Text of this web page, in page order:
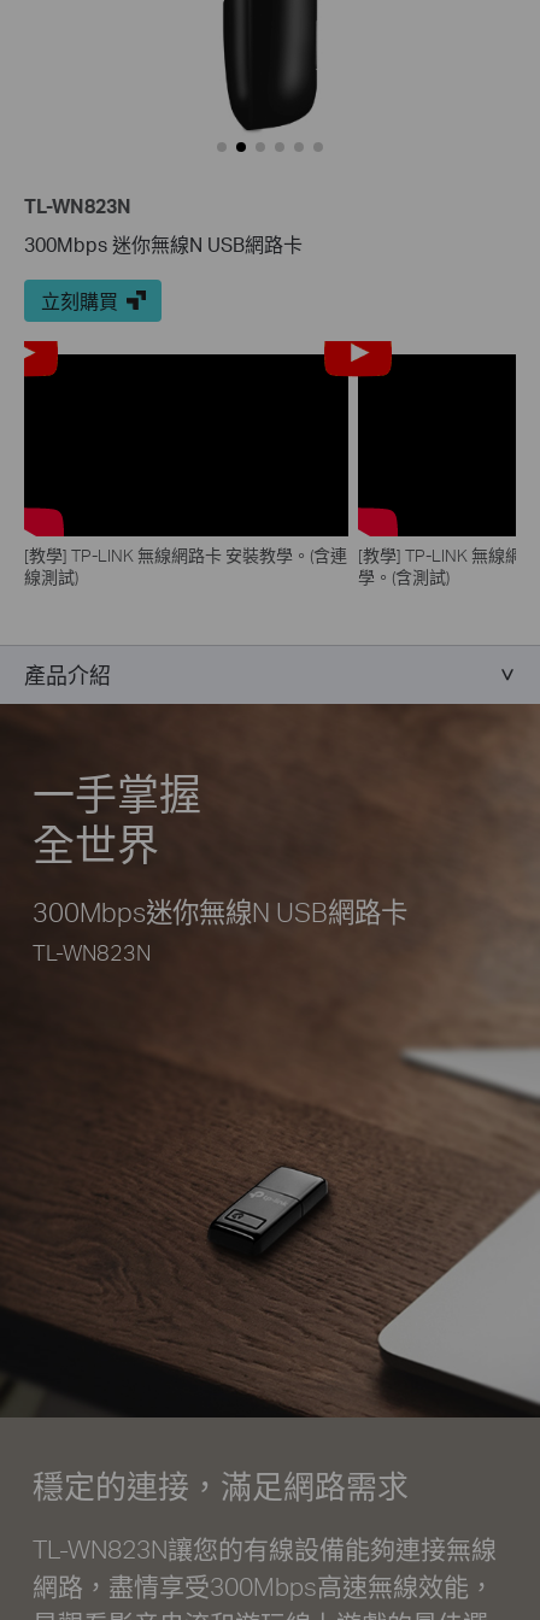
TL-WN823N
300Mbps 迷你無線N USB網路卡
立刻購買
[教學] TP-LINK 無線網路卡 安裝教學。(含連
線測試)
[教學] TP-LINK 無線網
學。(含測試)
產品介紹
一手掌握
全世界
300Mbps迷你無線N USB網路卡
TL-WN823N
穩定的連接，滿足網路需求
TL-WN823N讓您的有線設備能夠連接無線
網路，盡情享受300Mbps高速無線效能，